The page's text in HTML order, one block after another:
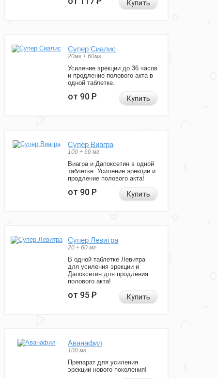
Купить
Супер Сиалис
20мг + 60мг
Усиление эрекции до 36 часов
и продление полового акта в
одной таблетке.
от 90Р Купить
Супер Виагра
100 + 60 мг
Виагра и Дапоксетин в одной
таблетке. Усиление эрекции и
продление полового акта!
от 90Р Купить
Супер Левитра
20 + 60 мг
В одной таблетке Левитра
для усиления эрекции и
Дапоксетин для продления
полового акта!
от 95Р Купить
Аванафил
100 мг
Препарат для усиления
эрекции нового поколения!